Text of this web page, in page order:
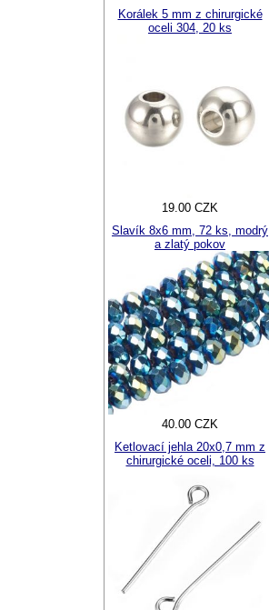
Korálek 5 mm z chirurgické
oceli 304, 20 ks
19.00 CZK
Slavík 8x6 mm, 72 ks, modrý
a zlatý pokov
40.00 CZK
Ketlovací jehla 20x0,7 mm z
chirurgické oceli, 100 ks